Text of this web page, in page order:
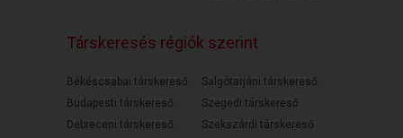
Társkeresés régiók szerint
Békéscsabai társkereső
Budapesti társkereső
Debreceni társkereső
Salgótarjáni társkereső
Szegedi társkereső
Szekszárdi társkereső